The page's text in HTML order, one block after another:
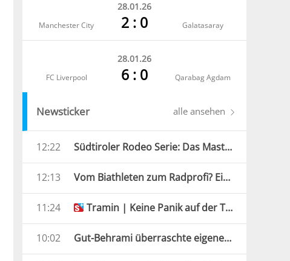
28.01.26
Manchester City 2 : 0 Galatasaray
28.01.26
FC Liverpool 6 : 0 Qarabag Agdam
Newsticker alle ansehen
12:22 Südtiroler Rodeo Serie: Das Masters in Tramin kann kommen
12:13 Vom Biathleten zum Radprofi? Ein Franzose zeigt, wie es geht
11:24 Tramin | Keine Panik auf der Titanic
10:02 Gut-Behrami überraschte eigenen Verband: „Nicht vorbereitet“